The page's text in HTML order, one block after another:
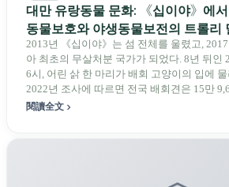
대만 유랑동물 문화: 《십이야》에
동물보호와 야생동물보전의 트롤리
2013년 《십이야》는 섬 전체를 울렸고,
아 최초의 무살처분 국가가 되었다. 8년 뒤인
6시, 어린 삵 한 마리가 배회 고양이의 입에
2022년 조사에 따르면 전국 배회견은 15만
보전협회의 자동카메라 조사에서는 삵 활동
閱讀全文